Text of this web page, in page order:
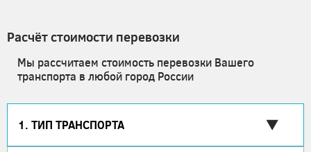
Расчёт стоимости перевозки
Мы рассчитаем стоимость перевозки Вашего
транспорта в любой город России
1. ТИП ТРАНСПОРТА